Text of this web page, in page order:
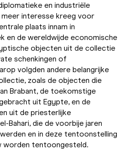
en industriële
meer interesse kreeg voor
plaats innam in
en de wereldwijde economische
objecten uit de collectie
schenkingen of
volgden andere belangrijke
zoals de objecten die
Brabant, de toekomstige
uit Egypte, en de
uit de priesterlijke
Bahari, die de voorbije jaren
en in deze tentoonstelling
worden tentoongesteld.